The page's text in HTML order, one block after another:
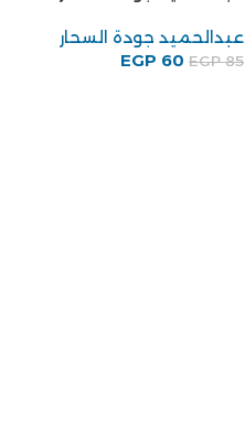
عبدالحميد جودة السحار
EGP85
EGP 60